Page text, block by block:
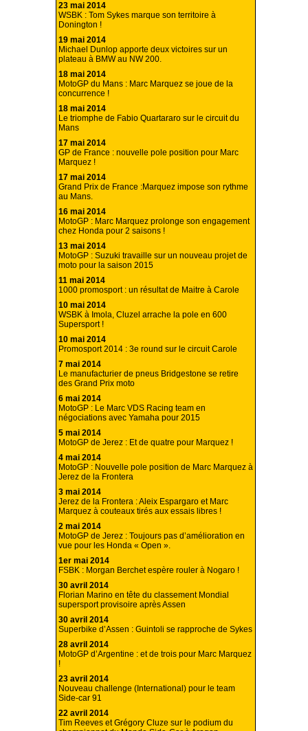
23 mai 2014
WSBK : Tom Sykes marque son territoire à
Donington !
19 mai 2014
Michael Dunlop apporte deux victoires sur un
plateau à BMW au NW 200.
18 mai 2014
MotoGP du Mans : Marc Marquez se joue de la
concurrence !
18 mai 2014
Le triomphe de Fabio Quartararo sur le circuit du
Mans
17 mai 2014
GP de France : nouvelle pole position pour Marc
Marquez !
17 mai 2014
Grand Prix de France :Marquez impose son rythme
au Mans.
16 mai 2014
MotoGP : Marc Marquez prolonge son engagement
chez Honda pour 2 saisons !
13 mai 2014
MotoGP : Suzuki travaille sur un nouveau projet de
moto pour la saison 2015
11 mai 2014
1000 promosport : un résultat de Maitre à Carole
10 mai 2014
WSBK à Imola, Cluzel arrache la pole en 600
Supersport !
10 mai 2014
Promosport 2014 : 3e round sur le circuit Carole
7 mai 2014
Le manufacturier de pneus Bridgestone se retire
des Grand Prix moto
6 mai 2014
MotoGP : Le Marc VDS Racing team en
négociations avec Yamaha pour 2015
5 mai 2014
MotoGP de Jerez : Et de quatre pour Marquez !
4 mai 2014
MotoGP : Nouvelle pole position de Marc Marquez à
Jerez de la Frontera
3 mai 2014
Jerez de la Frontera : Aleix Espargaro et Marc
Marquez à couteaux tirés aux essais libres !
2 mai 2014
MotoGP de Jerez : Toujours pas d’amélioration en
vue pour les Honda « Open ».
1er mai 2014
FSBK : Morgan Berchet espère rouler à Nogaro !
30 avril 2014
Florian Marino en tête du classement Mondial
supersport provisoire après Assen
30 avril 2014
Superbike d’Assen : Guintoli se rapproche de Sykes
28 avril 2014
MotoGP d’Argentine : et de trois pour Marc Marquez
!
23 avril 2014
Nouveau challenge (International) pour le team
Side-car 91
22 avril 2014
Tim Reeves et Grégory Cluze sur le podium du